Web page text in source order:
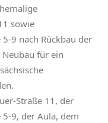
sowie
9 nach Rückbau der
für ein
Straße 11, der
5-9, der Aula, dem